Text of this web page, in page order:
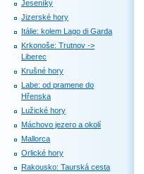
Jeseníky
Jizerské hory
Itálie: kolem Lago di Garda
Krkonoše: Trutnov ->
Liberec
Krušné hory
Labe: od pramene do
Hřenska
Lužické hory
Máchovo jezero a okolí
Mallorca
Orlické hory
Rakousko: Taurská cesta